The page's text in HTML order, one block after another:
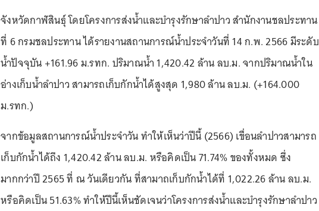
จังหวัดกาฬสินธุ์ โดยโครงการส่งน้ำและบำรุงรักษาลำปาว สำนักงานชลประทาน
ที่ 6 กรมชลประทาน ได้รายงานสถานการณ์น้ำประจำวันที่ 14 ก.พ. 2566 มีระดับ
น้ำปัจจุบัน +161.96 ม.รทก. ปริมาณน้ำ 1,420.42 ล้าน ลบ.ม. จากปริมาณน้ำใน
อ่างเก็บน้ำลำปาว สามารถเก็บกักน้ำได้สูงสุด 1,980 ล้าน ลบ.ม. (+164.000
ม.รทก.)
จากข้อมูลสถานการณ์น้ำประจำวัน ทำให้เห็นว่าปีนี้ (2566) เขื่อนลำปาวสามารถ
เก็บกักน้ำได้ถึง 1,420.42 ล้าน ลบ.ม. หรือคิดเป็น 71.74% ของทั้งหมด ซึ่ง
มากกว่าปี 2565 ที่ ณ วันเดียวกัน ที่สามาถเก็บกักน้ำได้ที่ 1,022.26 ล้าน ลบ.ม.
หรือคิดเป็น 51.63% ทำให้ปีนี้เห็นชัดเจนว่าโครงการส่งน้ำและบำรุงรักษาลำปาว